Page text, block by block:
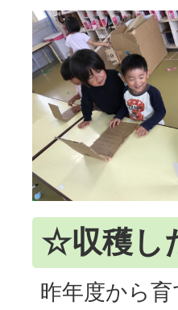
☆収穫し
昨年度から